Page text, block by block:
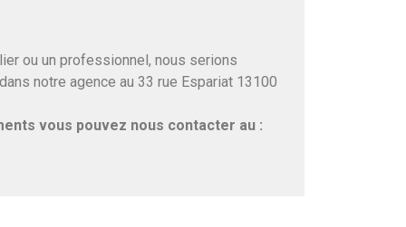
ou un professionnel, nous serions
notre agence au 33 rue Espariat 13100
vous pouvez nous contacter au :